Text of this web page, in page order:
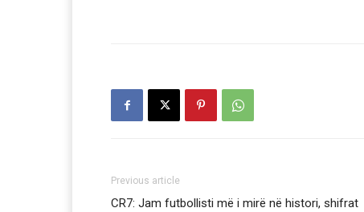
Previous article
CR7: Jam futbollisti më i mirë në histori, shifrat